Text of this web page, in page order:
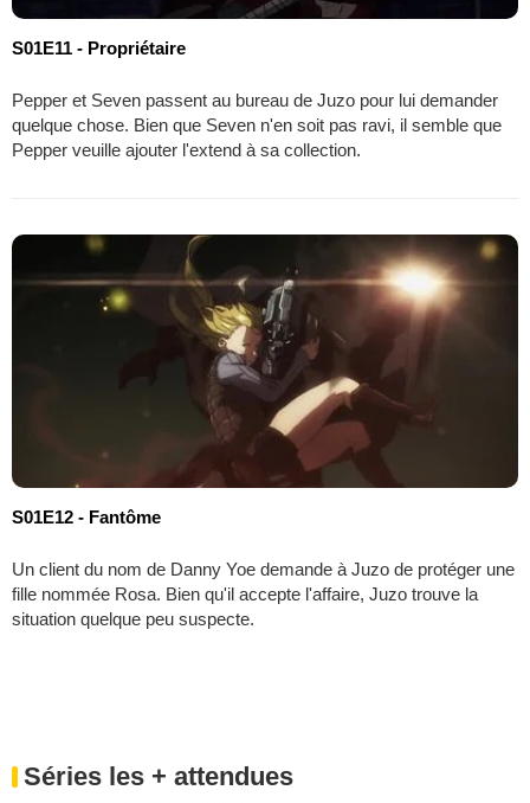
S01E11 - Propriétaire
Pepper et Seven passent au bureau de Juzo pour lui demander
quelque chose. Bien que Seven n'en soit pas ravi, il semble que
Pepper veuille ajouter l'extend à sa collection.
S01E12 - Fantôme
Un client du nom de Danny Yoe demande à Juzo de protéger une
fille nommée Rosa. Bien qu'il accepte l'affaire, Juzo trouve la
situation quelque peu suspecte.
Séries les + attendues